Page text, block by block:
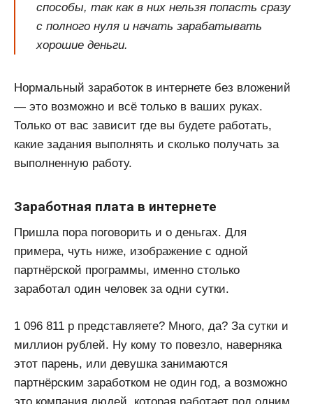
способы, так как в них нельзя попасть сразу
с полного нуля и начать зарабатывать
хорошие деньги.
Нормальный заработок в интернете без вложений
— это возможно и всё только в ваших руках.
Только от вас зависит где вы будете работать,
какие задания выполнять и сколько получать за
выполненную работу.
Заработная плата в интернете
Пришла пора поговорить и о деньгах. Для
примера, чуть ниже, изображение с одной
партнёрской программы, именно столько
заработал один человек за одни сутки.
1 096 811 р представляете? Много, да? За сутки и
миллион рублей. Ну кому то повезло, наверняка
этот парень, или девушка занимаются
партнёрским заработком не один год, а возможно